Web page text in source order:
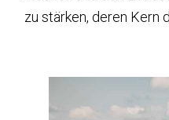
zu stärken, deren Kern